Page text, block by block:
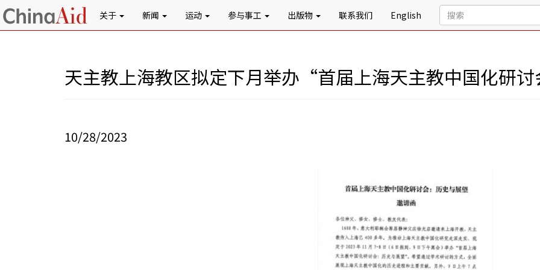
关于 新闻 运动 参与事工 出版物 联系我们 English
天主教上海教区拟定下月举办“首届上海天主教中国化研讨
10/28/2023